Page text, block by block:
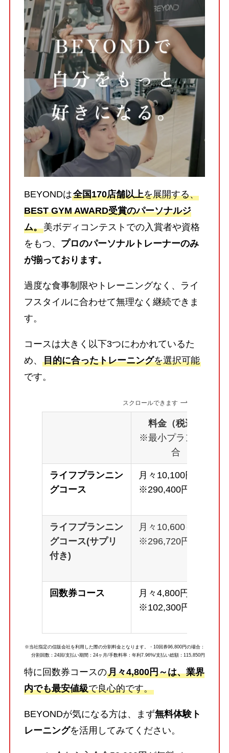
BEYONDは全国170店舗以上を展開する、
BEST GYM AWARD受賞のパーソナルジ
ム。美ボディコンテストでの入賞者や資格
をもつ、 プロのパーソナルトレーナーのみ
が揃っております。
過度な食事制限やトレーニングなく、ライ
フスタイルに合わせて無理なく継続できま
す。
コースは大きく以下3つにわかれているた
め、 目的に合ったトレーニングを選択可能
です。
スクロールできます
料金（税込）
※最小プランの場
合
ライフプランニン
グコース
月々10,100円～
※290,400円
ライフプランニン
グコース(サプリ
付き)
月々10,600～
※296,720円
回数券コース
月々4,800円～
※102,300円
※当社指定の信販会社を利用した際の分割料金となります。・10回券96,800円の場合：
分割回数：24回/支払い期間：24ヶ月/手数料率：年利7.96%/支払い総額：115,850円
特に回数券コースの月々4,800円～は、業界
内でも最安値級で良心的です。
BEYONDが気になる方は、まず無料体験ト
レーニングを活用してみてください。